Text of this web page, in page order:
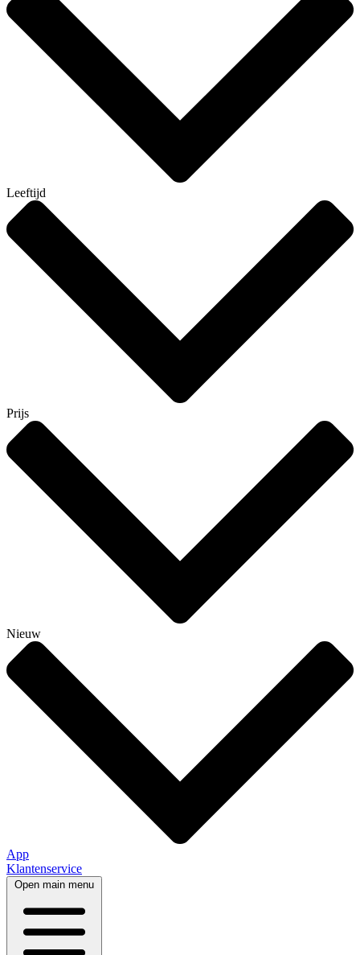
Leeftijd
Prijs
Nieuw
App
Klantenservice
Open main menu